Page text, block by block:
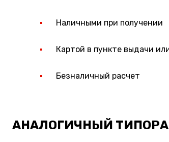
Наличными при получении
Картой в пункте выдачи
Безналичный расчет
АНАЛОГИЧНЫЙ